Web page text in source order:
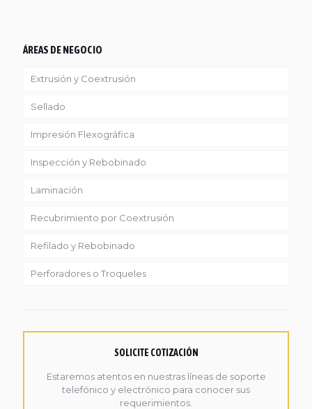
ÁREAS DE NEGOCIO
Extrusión y Coextrusión
Linea Reciclaje
Sellado
Impresión Flexográfica
Inspección y Rebobinado
Laminación
Recubrimiento por Coextrusión
Refilado y Rebobinado
Perforadores o Troqueles
SOLICITE COTIZACIÓN
Estaremos atentos en nuestras líneas de soporte
telefónico y electrónico para conocer sus
requerimientos.